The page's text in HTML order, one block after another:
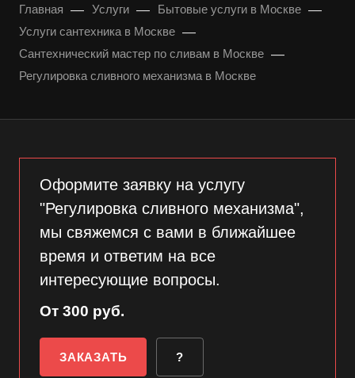
Главная — Услуги — Бытовые услуги в Москве —
Услуги сантехника в Москве —
Сантехнический мастер по сливам в Москве —
Регулировка сливного механизма в Москве
Оформите заявку на услугу
"Регулировка сливного механизма",
мы свяжемся с вами в ближайшее
время и ответим на все
интересующие вопросы.
От 300 руб.
ЗАКАЗАТЬ ?